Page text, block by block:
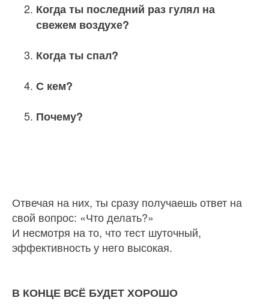
Когда ты последний раз гулял на
свежем воздухе?
Когда ты спал?
С кем?
Почему?
Отвечая на них, ты сразу получаешь ответ на
свой вопрос: «Что делать?»
И несмотря на то, что тест шуточный,
эффектив­ность у него высокая.
В КОНЦЕ ВСЁ БУДЕТ ХОРОШО